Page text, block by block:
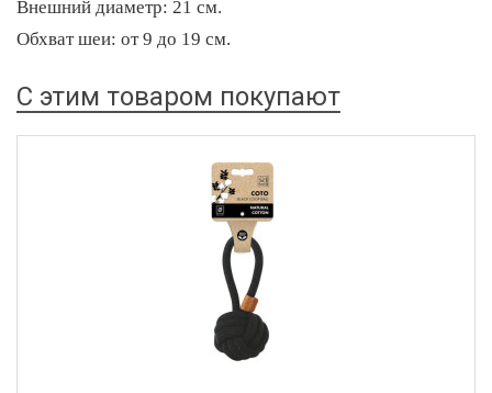
Внешний диаметр: 21 см.
Обхват шеи: от 9 до 19 см.
С этим товаром покупают